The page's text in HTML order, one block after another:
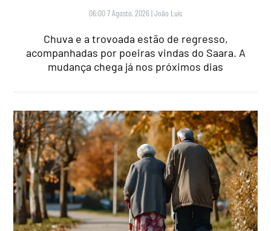
06:00 7 Agosto, 2026 |João Luís
Chuva e a trovoada estão de regresso,
acompanhadas por poeiras vindas do Saara. A
mudança chega já nos próximos dias